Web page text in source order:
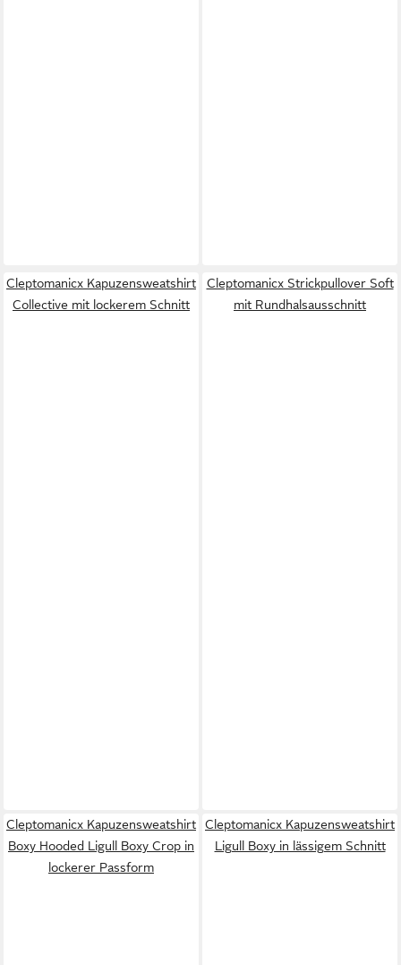
Cleptomanicx Kapuzensweatshirt
Collective mit lockerem Schnitt
Cleptomanicx Strickpullover Soft
mit Rundhalsausschnitt
Cleptomanicx Kapuzensweatshirt
Boxy Hooded Ligull Boxy Crop in
lockerer Passform
Cleptomanicx Kapuzensweatshirt
Ligull Boxy in lässigem Schnitt